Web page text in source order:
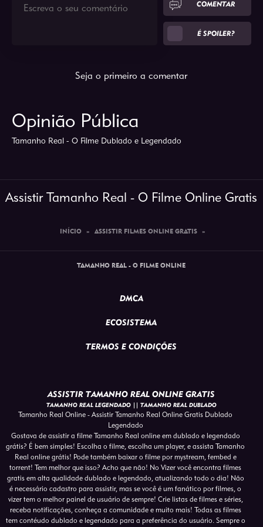
COMENTAR
É SPOILER?
Seja o primeiro a comentar
Opinião Pública
Tamanho Real - O Filme Dublado e Legendado
Assistir Tamanho Real - O Filme Online Gratis
INÍCIO » ASSISTIR FILMES ONLINE GRATIS »
TAMANHO REAL - O FILME ONLINE
DMCA
ECOSISTEMA
TERMOS E CONDIÇÕES
ASSISTIR TAMANHO REAL ONLINE GRATIS
TAMANHO REAL LEGENDADO || TAMANHO REAL DUBLADO
Tamanho Real Online - Assistir Tamanho Real Online Gratis Dublado
Legendado
Gostava de assistir a filme Tamanho Real online em dublado e legendado
grátis? É bem simples! Escolha o filme, escolha um player, e assista Tamanho
Real online grátis! Pode também baixar o filme por mystream, fembed e
torrent! Tem melhor que isso? Acho que não! No Vizer você encontra filmes
gratis em alta qualidade dublado e legendado, atualizando todo o dia! Não
é necessário cadastro para assistir, mas se você é um fanático por filmes, o
vizer tem o melhor painel de usuário de sempre! Crie listas de filmes e séries,
receba notificações, conheça a comunidade e muito mais! Todas as filmes
tem contéudo dublado e legendado para a preferência do usuário. Sempre o